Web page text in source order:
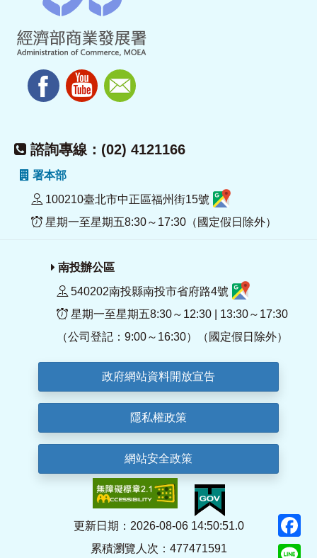
諮詢專線：(02) 4121166
署本部
100210臺北市中正區福州街15號
星期一至星期五8:30～17:30（國定假日除外）
南投辦公區
540202南投縣南投市省府路4號
星期一至星期五8:30～12:30 | 13:30～17:30
（公司登記：9:00～16:30）（國定假日除外）
政府網站資料開放宣告
隱私權政策
網站安全政策
更新日期：2026-08-06 14:50:51.0
累積瀏覽人次：477471591